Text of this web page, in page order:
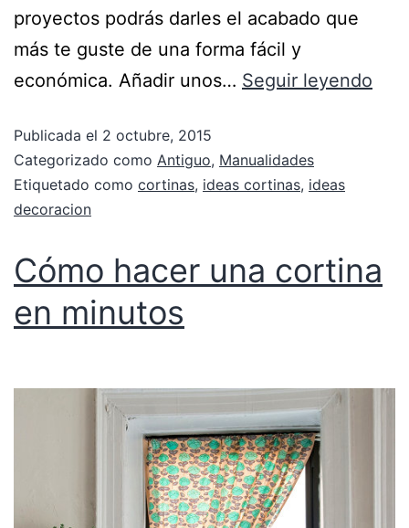
proyectos podrás darles el acabado que
más te guste de una forma fácil y
económica. Añadir unos… Seguir leyendo
Publicada el 2 octubre, 2015
Categorizado como Antiguo, Manualidades
Etiquetado como cortinas, ideas cortinas, ideas
decoracion
Cómo hacer una cortina
en minutos